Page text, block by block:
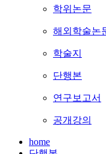
학위논문
해외학술논
학술지
단행본
연구보고서
공개강의
home